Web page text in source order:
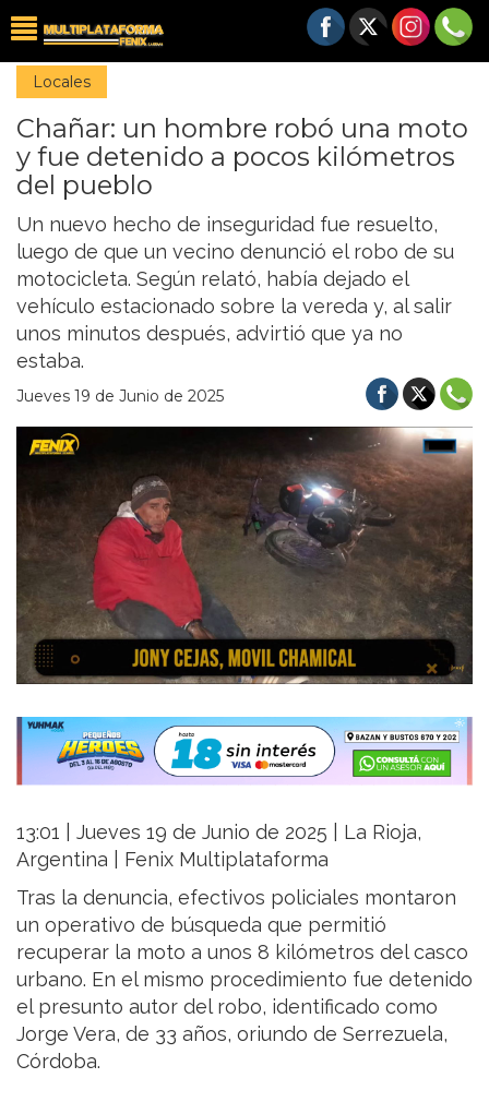
Locales
Chañar: un hombre robó una moto
y fue detenido a pocos kilómetros
del pueblo
Un nuevo hecho de inseguridad fue resuelto,
luego de que un vecino denunció el robo de su
motocicleta. Según relató, había dejado el
vehículo estacionado sobre la vereda y, al salir
unos minutos después, advirtió que ya no
estaba.
Jueves 19 de Junio de 2025
13:01 | Jueves 19 de Junio de 2025 | La Rioja,
Argentina | Fenix Multiplataforma
Tras la denuncia, efectivos policiales montaron
un operativo de búsqueda que permitió
recuperar la moto a unos 8 kilómetros del casco
urbano. En el mismo procedimiento fue detenido
el presunto autor del robo, identificado como
Jorge Vera, de 33 años, oriundo de Serrezuela,
Córdoba.